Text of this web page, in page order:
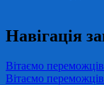
Навігація
Вітаємо переможців
Вітаємо переможців